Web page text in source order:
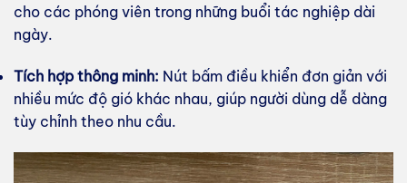
cho các phóng viên trong những buổi tác nghiệp dài
ngày.
Tích hợp thông minh: Nút bấm điều khiển đơn giản với
nhiều mức độ gió khác nhau, giúp người dùng dễ dàng
tùy chỉnh theo nhu cầu.